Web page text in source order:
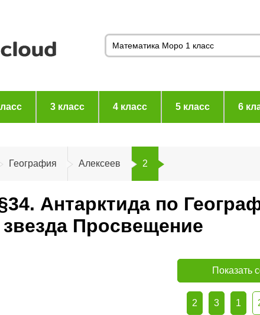
3 класс 4 класс 5 класс 6
География Алексеев 2
Антарктида по
Просвещение
Показать
2 3 1